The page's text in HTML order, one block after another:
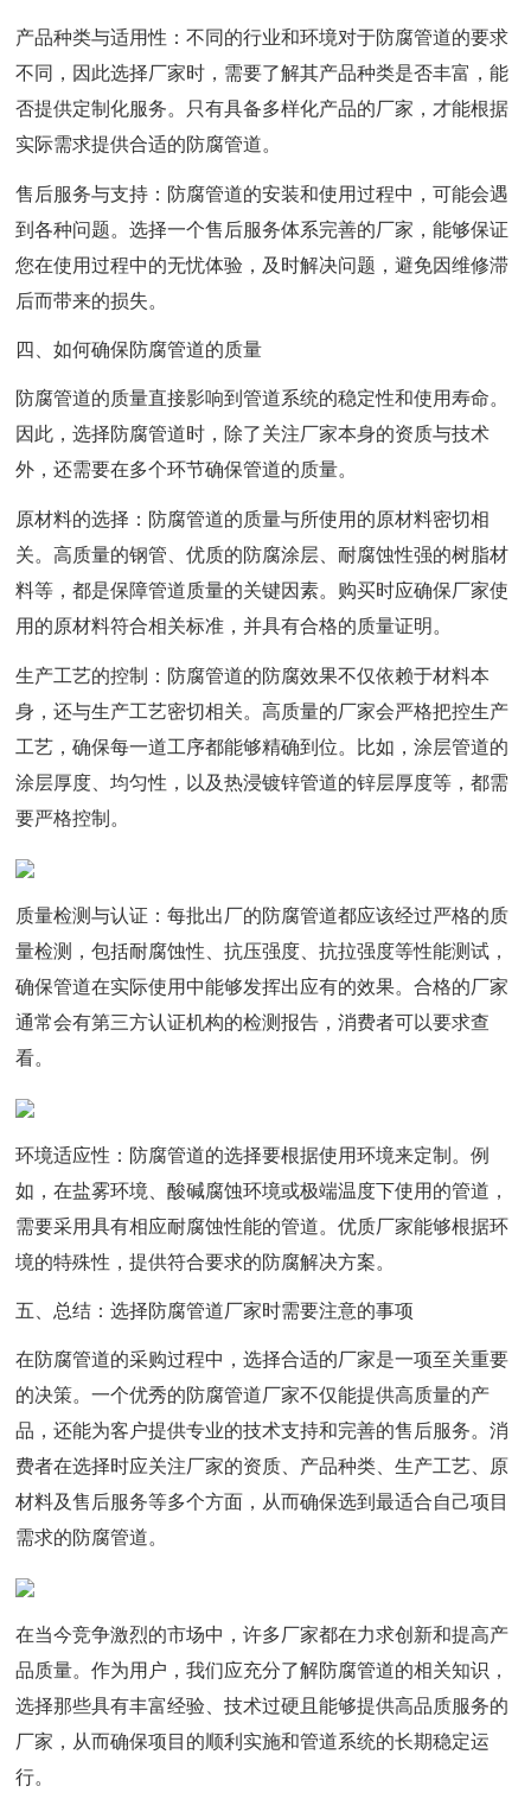
产品种类与适用性：不同的行业和环境对于防腐管道的要求
不同，因此选择厂家时，需要了解其产品种类是否丰富，能
否提供定制化服务。只有具备多样化产品的厂家，才能根据
实际需求提供合适的防腐管道。
售后服务与支持：防腐管道的安装和使用过程中，可能会遇
到各种问题。选择一个售后服务体系完善的厂家，能够保证
您在使用过程中的无忧体验，及时解决问题，避免因维修滞
后而带来的损失。
四、如何确保防腐管道的质量
防腐管道的质量直接影响到管道系统的稳定性和使用寿命。
因此，选择防腐管道时，除了关注厂家本身的资质与技术
外，还需要在多个环节确保管道的质量。
原材料的选择：防腐管道的质量与所使用的原材料密切相
关。高质量的钢管、优质的防腐涂层、耐腐蚀性强的树脂材
料等，都是保障管道质量的关键因素。购买时应确保厂家使
用的原材料符合相关标准，并具有合格的质量证明。
生产工艺的控制：防腐管道的防腐效果不仅依赖于材料本
身，还与生产工艺密切相关。高质量的厂家会严格把控生产
工艺，确保每一道工序都能够精确到位。比如，涂层管道的
涂层厚度、均匀性，以及热浸镀锌管道的锌层厚度等，都需
要严格控制。
质量检测与认证：每批出厂的防腐管道都应该经过严格的质
量检测，包括耐腐蚀性、抗压强度、抗拉强度等性能测试，
确保管道在实际使用中能够发挥出应有的效果。合格的厂家
通常会有第三方认证机构的检测报告，消费者可以要求查
看。
环境适应性：防腐管道的选择要根据使用环境来定制。例
如，在盐雾环境、酸碱腐蚀环境或极端温度下使用的管道，
需要采用具有相应耐腐蚀性能的管道。优质厂家能够根据环
境的特殊性，提供符合要求的防腐解决方案。
五、总结：选择防腐管道厂家时需要注意的事项
在防腐管道的采购过程中，选择合适的厂家是一项至关重要
的决策。一个优秀的防腐管道厂家不仅能提供高质量的产
品，还能为客户提供专业的技术支持和完善的售后服务。消
费者在选择时应关注厂家的资质、产品种类、生产工艺、原
材料及售后服务等多个方面，从而确保选到最适合自己项目
需求的防腐管道。
在当今竞争激烈的市场中，许多厂家都在力求创新和提高产
品质量。作为用户，我们应充分了解防腐管道的相关知识，
选择那些具有丰富经验、技术过硬且能够提供高品质服务的
厂家，从而确保项目的顺利实施和管道系统的长期稳定运
行。